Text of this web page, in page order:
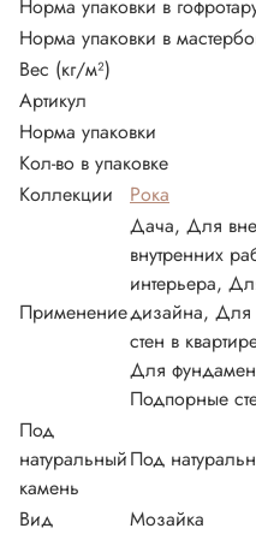
Норма упаковки в
Норма упаковки в
Вес (кг/м²)
Артикул
Норма упаковки
Кол-во в упаковке
Коллекции
Рока
Применение
Дача, Для
внутренних
интерьера,
дизайна, Для
стен в
Для
Подпорные
Под
натуральный
камень
Под
Вид
Мозайка